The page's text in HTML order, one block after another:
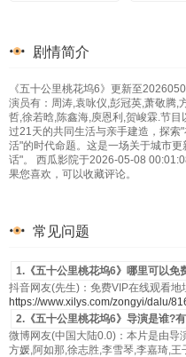
剧情简介
《五十公里桃花坞6》更新至
演员有：周涛,袁咏仪,彭冠英,萧敬腾,
哲,徐若晗,陈鑫海,庾恩利,贺峻霖.节目
过21天的共同生活与亲手建造，探索
活"的时代命题。这是一场关于城市
话"。 西瓜影院于2026-05-08
果您喜欢，可以收藏评论。
常见问题
1.《五十公里桃花坞6》哪里可以免
抖音网友(先生)：免费VIP在线观看地
https://www.xilys.com/zongyi/dalu/
2.《五十公里桃花坞6》导演是谁?
微博网友(中国大陆0.0)：本片是由导
方媛,阿如那,徐志胜,李雪琴,李嘉琦,